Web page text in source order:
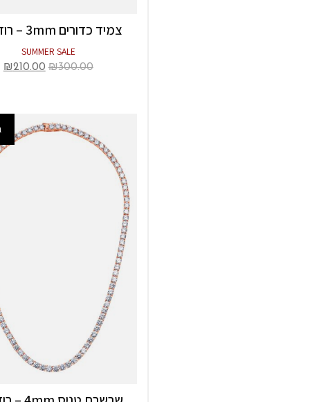
צמיד כדורים 3mm – רוז גולד
SUMMER SALE
₪300.00
₪210.00